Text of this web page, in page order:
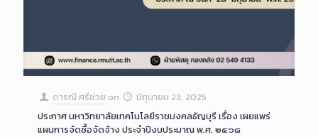
ดารณี ศรีช่วย on
มิถุนายน 23, 2025
ประกาศ มหาวิทยาลัยเทคโนโลยีราชมงคลธัญบุรี เรื่อง เผยแพร่
แผนการจัดซื้อจัดจ้าง ประจำปีงบประมาณ พ.ศ. ๒๕๖๘